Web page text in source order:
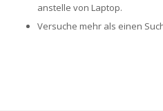
anstelle von Laptop.
Versuche mehr als einen